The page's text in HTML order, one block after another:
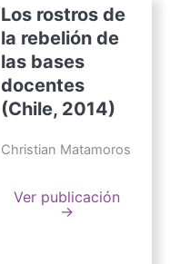
Los rostros de
la rebelión de
las bases
docentes
(Chile, 2014)
Christian Matamoros
Ver publicación
→